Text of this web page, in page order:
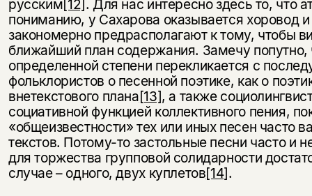
русским[12]. Для нас интересно здесь то, что
пониманию, у Сахарова оказывается хоровод
закономерно предрасполагают к тому, чтобы
ближайший план содержания. Замечу
определенной степени перекликается с
фольклористов о песенной поэтике, как о
внетекстового плана[13], а также
социативной функцией коллективного пения,
«общеизвестности» тех или иных песен часто
текстов. Потому-то застольные песни часто и
для торжества групповой солидарности
случае – одного, двух куплетов[14].